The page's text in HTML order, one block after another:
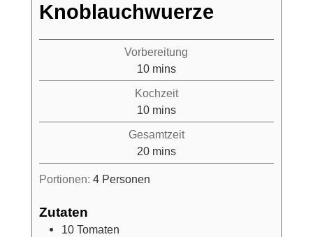
Knoblauchwuerze
Vorbereitung
10minutes
mins
Kochzeit
10minutes
mins
Gesamtzeit
20minutes
mins
Portionen: 4 Personen
Zutaten
10 Tomaten